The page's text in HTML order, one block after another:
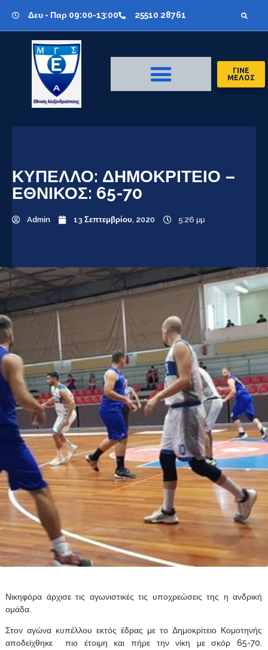
Δευ - Παρ 09:00-13:00 25510 28761
ΓΙΝΕ
ΜΕΛΟΣ
ΚΥΠΕΛΛΟ: ΔΗΜΟΚΡΙΤΕΙΟ –
ΕΘΝΙΚΟΣ: 65-70
Admin 13 Σεπτεμβρίου, 2020 5:26 μμ
Νικηφόρα άρχισε τις αγωνιστικές τις υποχρεώσεις της η ανδρική
ομάδα.
Στον αγώνα κυπέλλου εκτός έδρας με το Δημοκρίτειο Κομοτηνής
αποδείχθηκε πιο έτοιμη και πήρε την νίκη με σκόρ 65-70.